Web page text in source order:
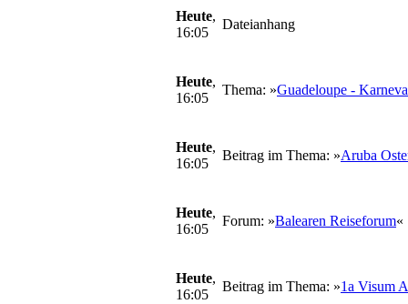
Heute,
16:05
Dateianhang
Heute,
16:05
Thema: »Guadeloupe -
Heute,
16:05
Beitrag im Thema: »Aruba
Heute,
16:05
Forum: »Balearen Reiseforum«
Heute,
16:05
Beitrag im Thema: »1a Visum